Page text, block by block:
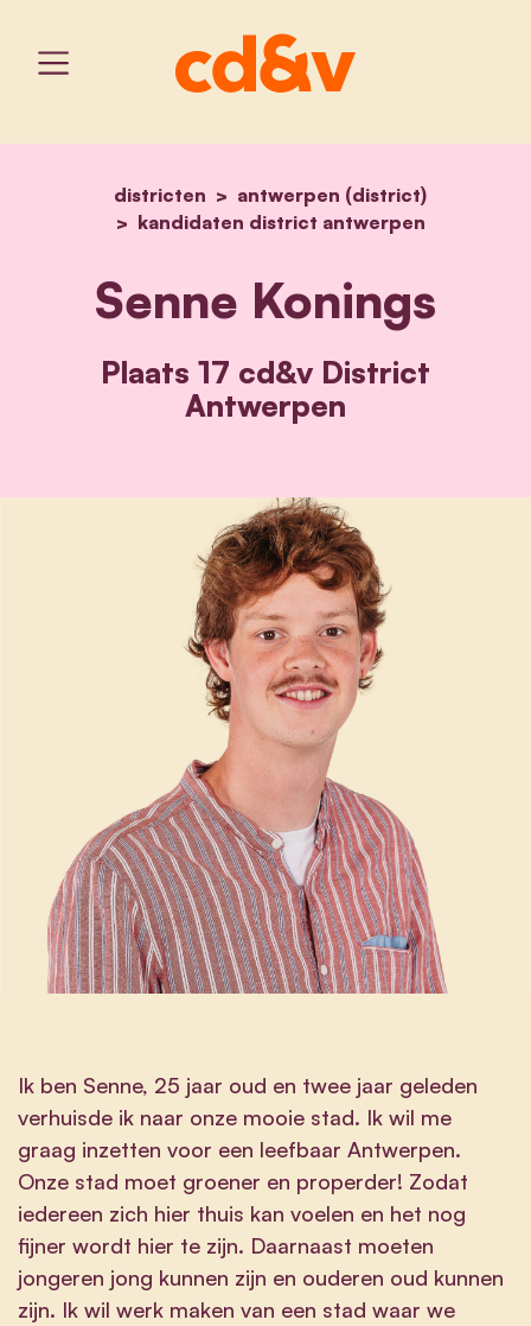
home
districten
antwerpen (district)
kandidaten district antwerpen
senne konings
Senne Konings
Plaats 17 cd&v District
Antwerpen
Ik ben Senne, 25 jaar oud en twee jaar geleden
verhuisde ik naar onze mooie stad. Ik wil me
graag inzetten voor een leefbaar Antwerpen.
Onze stad moet groener en properder! Zodat
iedereen zich hier thuis kan voelen en het nog
fijner wordt hier te zijn. Daarnaast moeten
jongeren jong kunnen zijn en ouderen oud kunnen
zijn. Ik wil werk maken van een stad waar we